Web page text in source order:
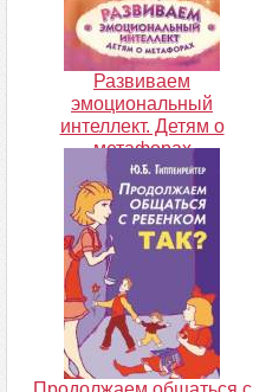
Развиваем
эмоциональный
интеллект. Детям о
метафорах